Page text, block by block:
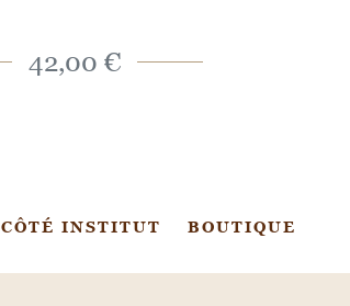
42,00 €
CÔTÉ INSTITUT BOUTIQUE